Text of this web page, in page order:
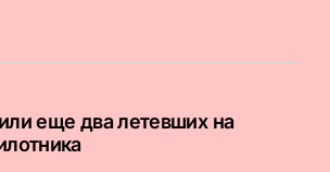
еще два летевших на